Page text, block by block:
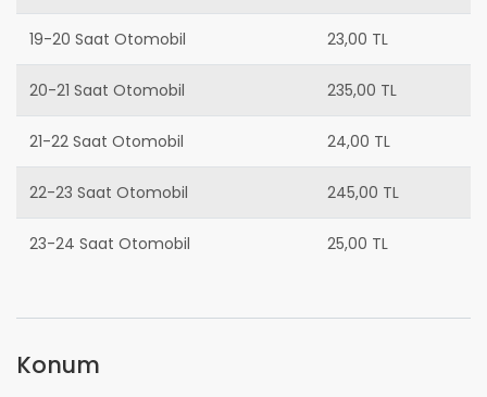
19-20 Saat Otomobil 23,00 TL
20-21 Saat Otomobil 235,00 TL
21-22 Saat Otomobil 24,00 TL
22-23 Saat Otomobil 245,00 TL
23-24 Saat Otomobil 25,00 TL
Konum